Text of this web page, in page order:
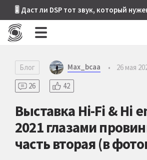
🎚 Даст ли DSP тот звук, который
Блог Max_bcaa •
26 мая
26
42
Выставка Hi-Fi & Hi
2021 глазами
часть вторая (в